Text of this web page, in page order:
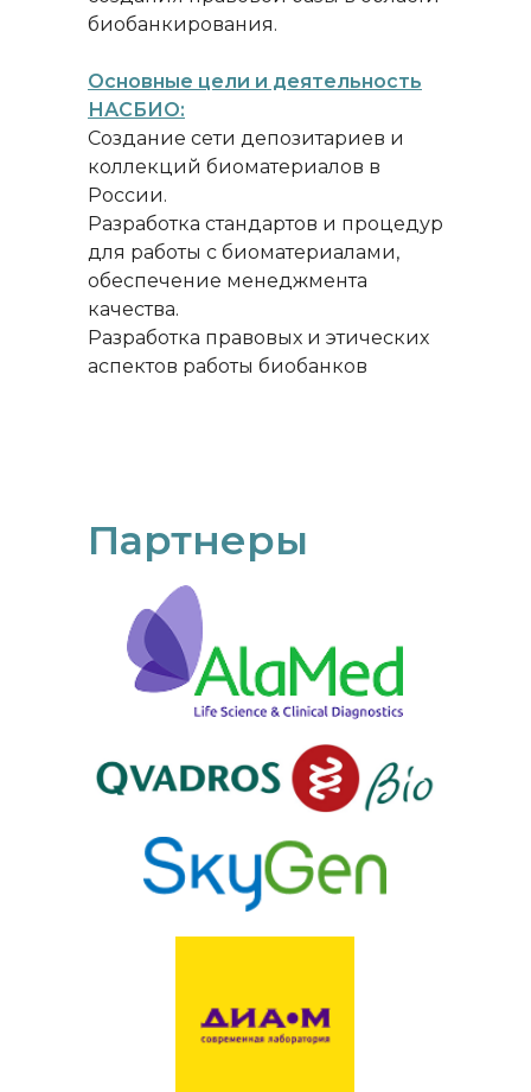
биобанкирования.
Основные цели и деятельность
НАСБИО:
Создание сети депозитариев и
коллекций биоматериалов в
России.
Разработка стандартов и процедур
для работы с биоматериалами,
обеспечение менеджмента
качества.
Разработка правовых и этических
аспектов работы биобанков
Партнеры